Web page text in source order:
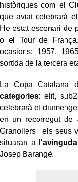
històriques com el
que aviat celebrarà
He estat escenari de
o el Tour de
ocasions: 1957,
sortida de la tercera
La Copa Catalana
categories: elit,
celebrarà el
en un recorregut
Granollers i els seus
situaran a l
Josep Barangé.